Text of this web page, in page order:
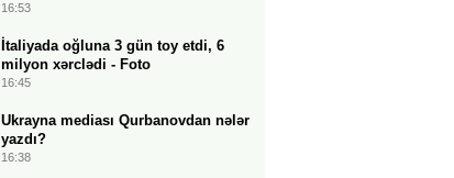
16:53
İtaliyada oğluna 3 gün toy etdi, 6
milyon xərclədi - Foto
16:45
Ukrayna mediası Qurbanovdan nələr
yazdı?
16:38